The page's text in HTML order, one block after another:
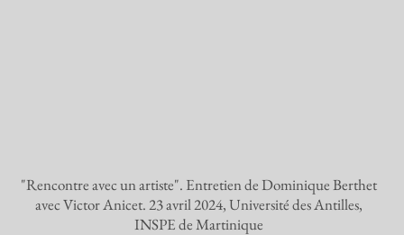
"Rencontre avec un artiste". Entretien de Dominique Berthet
avec Victor Anicet. 23 avril 2024, Université des Antilles,
INSPE de Martinique